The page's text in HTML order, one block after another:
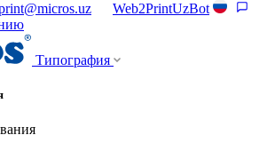
Web2PrintUzBot
Типография